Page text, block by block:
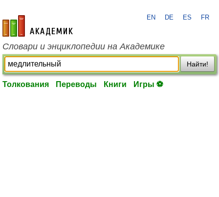
academic.ru
EN DE ES FR
Словари и энциклопедии на Академике
Найти!
Толкования Переводы Книги Игры ⚽